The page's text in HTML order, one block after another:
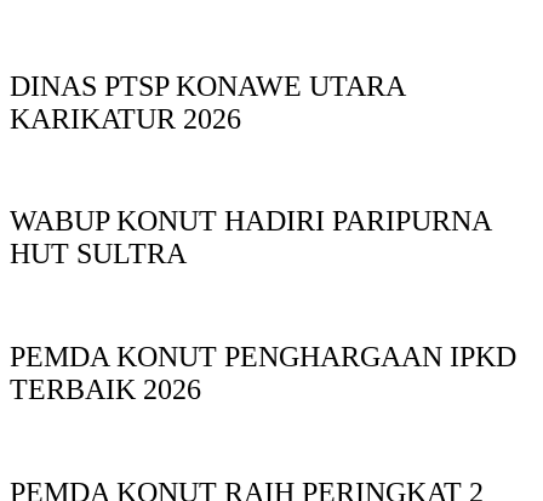
DINAS PTSP KONAWE UTARA
KARIKATUR 2026
WABUP KONUT HADIRI PARIPURNA
HUT SULTRA
PEMDA KONUT PENGHARGAAN IPKD
TERBAIK 2026
PEMDA KONUT RAIH PERINGKAT 2